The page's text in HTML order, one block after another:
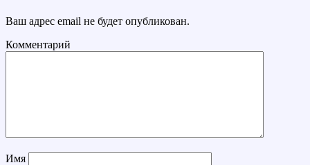
Ваш адрес email не будет опубликован.
Комментарий
Имя